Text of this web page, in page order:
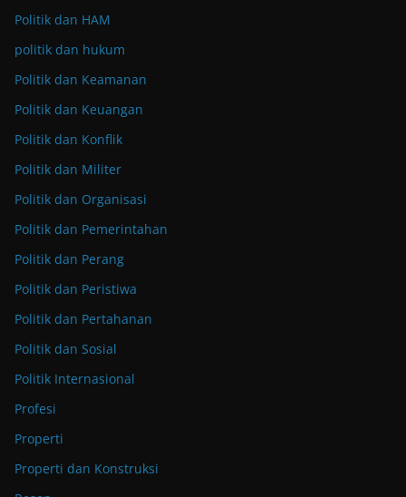
Politik dan HAM
politik dan hukum
Politik dan Keamanan
Politik dan Keuangan
Politik dan Konflik
Politik dan Militer
Politik dan Organisasi
Politik dan Pemerintahan
Politik dan Perang
Politik dan Peristiwa
Politik dan Pertahanan
Politik dan Sosial
Politik Internasional
Profesi
Properti
Properti dan Konstruksi